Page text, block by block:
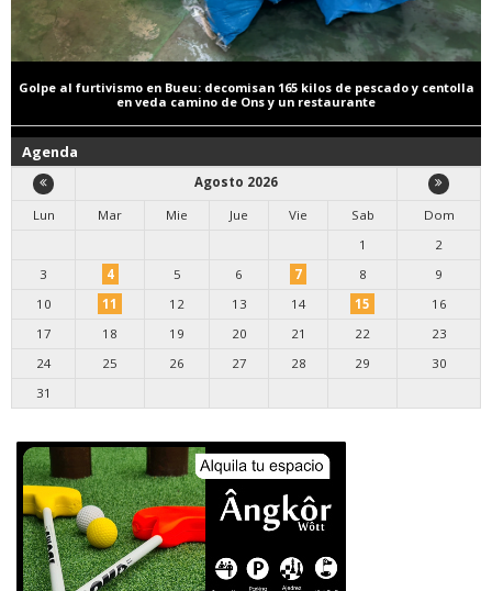
Golpe al furtivismo en Bueu: decomisan 165 kilos de pescado y centolla
en veda camino de Ons y un restaurante
Agenda
Agosto 2026
Lun
Mar Mie Jue Vie Sab
Dom
1
2
3
4 5 6 7 8
9
10
11 12 13 14 15
16
17
18 19 20 21 22
23
24
25 26 27 28 29
30
31